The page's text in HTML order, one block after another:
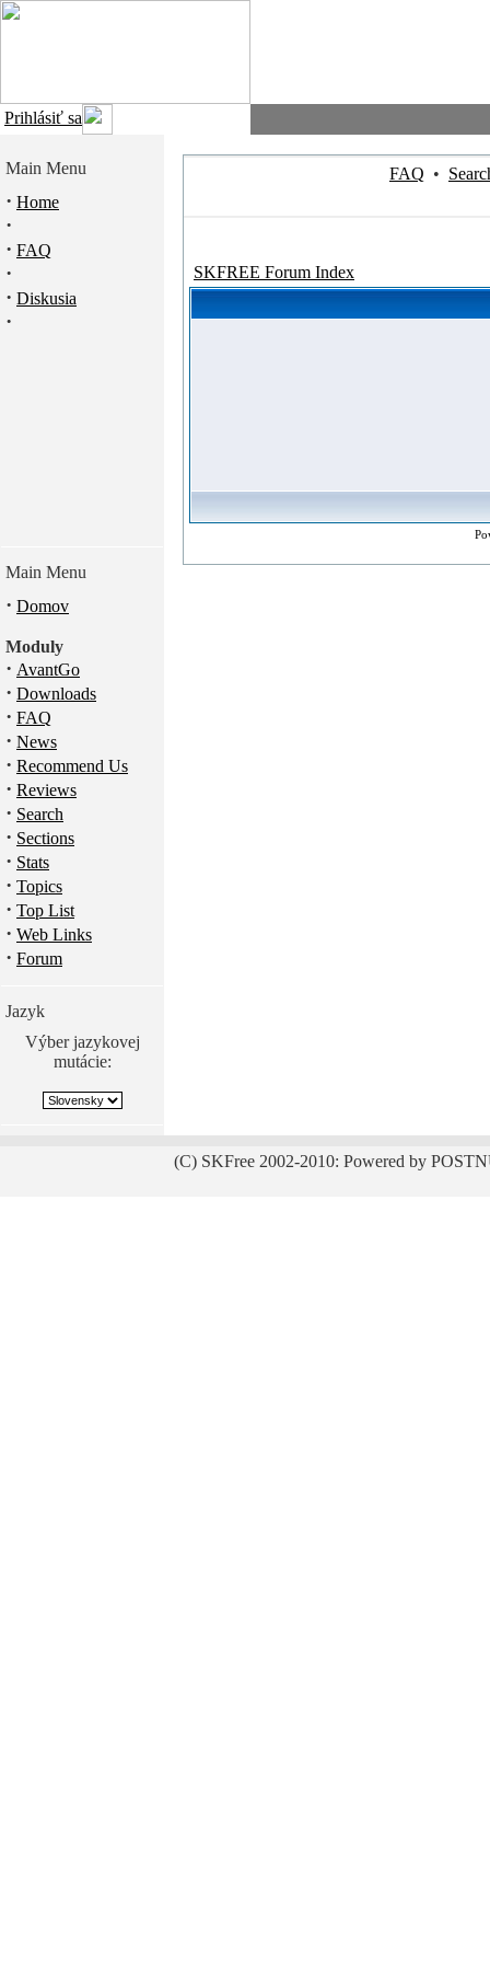
Prihlásiť sa
Main Menu
· Home
·
· FAQ
·
· Diskusia
·
Main Menu
· Domov
Moduly
· AvantGo
· Downloads
· FAQ
· News
· Recommend Us
· Reviews
· Search
· Sections
· Stats
· Topics
· Top List
· Web Links
· Forum
Jazyk
Výber jazykovej
mutácie:
FAQ •
SKFREE Forum Index
(C) SKFree 2002-2010: Powered by